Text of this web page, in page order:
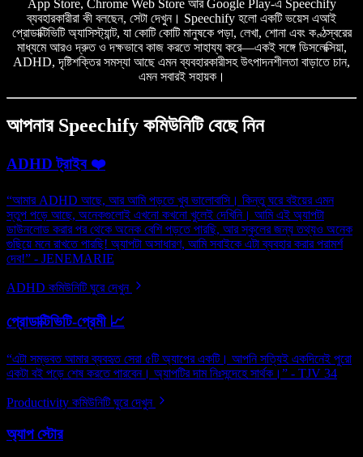
App Store, Chrome Web Store আর Google Play-এ Speechify
ব্যবহারকারীরা কী বলছেন, সেটা দেখুন। Speechify হলো একটি ভয়েস এআই
প্রোডাক্টিভিটি অ্যাসিস্ট্যান্ট, যা কোটি কোটি মানুষকে পড়া, লেখা, শোনা এবং কণ্ঠস্বরের
মাধ্যমে আরও দ্রুত ও দক্ষভাবে কাজ করতে সাহায্য করে—একই সঙ্গে ডিসলেক্সিয়া,
ADHD, দৃষ্টিশক্তির সমস্যা আছে এমন ব্যবহারকারীসহ উৎপাদনশীলতা বাড়াতে চান,
এমন সবারই সহায়ক।
আপনার Speechify কমিউনিটি বেছে নিন
ADHD ট্রাইব ❤️
“আমার ADHD আছে, আর আমি পড়তে খুব ভালোবাসি। কিন্তু ঘরে বইয়ের এমন
স্তুপ পড়ে আছে, অনেকগুলোই এখনো কখনো খুলেই দেখিনি। আমি এই অ্যাপটা
ডাউনলোড করার পর থেকে অনেক বেশি পড়তে পারছি, আর স্কুলের জন্য তথ্যও অনেক
গুছিয়ে মনে রাখতে পারছি! অ্যাপটা অসাধারণ, আমি সবাইকে এটা ব্যবহার করার পরামর্শ
দেব!” - JENEMARIE
ADHD কমিউনিটি ঘুরে দেখুন
প্রোডাক্টিভিটি-প্রেমী 📈
“এটা সম্ভবত আমার ব্যবহৃত সেরা ৫টি অ্যাপের একটি। আপনি সত্যিই একদিনেই পুরো
একটা বই পড়ে শেষ করতে পারবেন। অ্যাপটির দাম নিঃসন্দেহে সার্থক।” - TJV 34
Productivity কমিউনিটি ঘুরে দেখুন
অ্যাপ স্টোর